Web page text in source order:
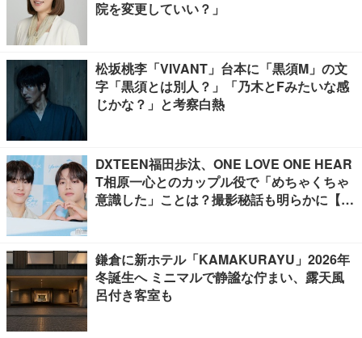
院を変更していい？」
松坂桃李「VIVANT」台本に「黒須M」の文
字「黒須とは別人？」「乃木とFみたいな感
じかな？」と考察白熱
DXTEEN福田歩汰、ONE LOVE ONE HEAR
T相原一心とのカップル役で「めちゃくちゃ
意識した」ことは？撮影秘話も明らかに【Y
鎌倉に新ホテル「KAMAKURAYU」2026年
冬誕生へ ミニマルで静謐な佇まい、露天風
呂付き客室も